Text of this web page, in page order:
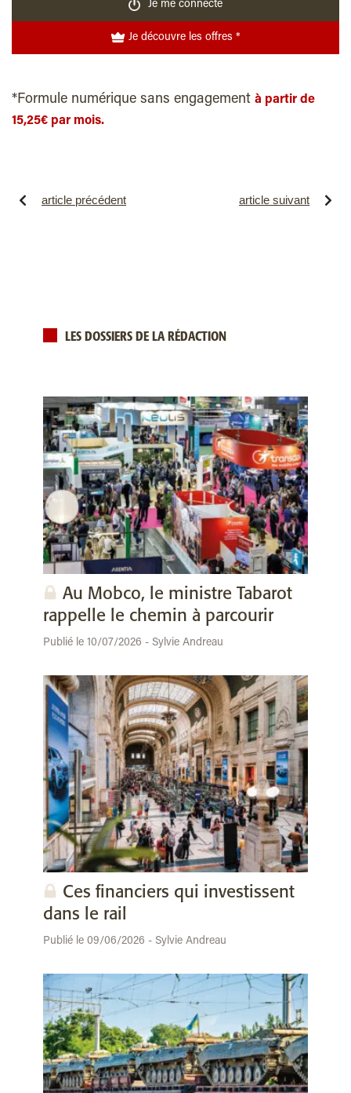
Je me connecte
Je découvre les offres *
*Formule numérique sans engagement à partir de
15,25€ par mois.
article précédent article suivant
LES DOSSIERS DE LA RÉDACTION
Au Mobco, le ministre Tabarot
rappelle le chemin à parcourir
Publié le 10/07/2026 - Sylvie Andreau
Ces financiers qui investissent
dans le rail
Publié le 09/06/2026 - Sylvie Andreau